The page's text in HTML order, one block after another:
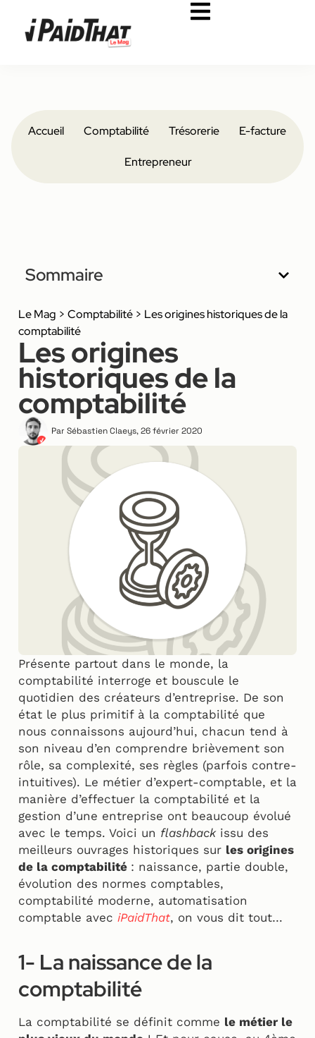
Accueil Comptabilité Trésorerie E-facture
Entrepreneur
Sommaire
Le Mag > Comptabilité > Les origines historiques de la
comptabilité
Les origines
historiques de la
comptabilité
Par Sébastien Claeys,26 février 2020
Présente partout dans le monde, la
comptabilité interroge et bouscule le
quotidien des créateurs d’entreprise. De son
état le plus primitif à la comptabilité que
nous connaissons aujourd’hui, chacun tend à
son niveau d’en comprendre brièvement son
rôle, sa complexité, ses règles (parfois contre-
intuitives). Le métier d’expert-comptable, et la
manière d’effectuer la comptabilité et la
gestion d’une entreprise ont beaucoup évolué
avec le temps. Voici un flashbackissu des
meilleurs ouvrages historiques sur les origines
de la comptabilité : naissance, partie double,
évolution des normes comptables,
comptabilité moderne, automatisation
comptable avec iPaidThat, on vous dit tout…
1- La naissance de la
comptabilité
La comptabilité se définit comme le métier le